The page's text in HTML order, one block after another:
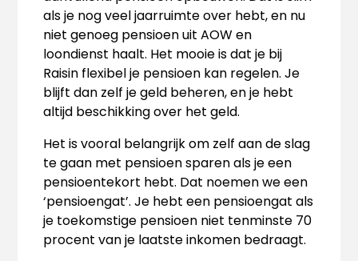
als je nog veel jaarruimte over hebt, en nu
niet genoeg pensioen uit AOW en
loondienst haalt. Het mooie is dat je bij
Raisin flexibel je pensioen kan regelen. Je
blijft dan zelf je geld beheren, en je hebt
altijd beschikking over het geld.
Het is vooral belangrijk om zelf aan de slag
te gaan met pensioen sparen als je een
pensioentekort hebt. Dat noemen we een
‘pensioengat’. Je hebt een pensioengat als
je toekomstige pensioen niet tenminste 70
procent van je laatste inkomen bedraagt.